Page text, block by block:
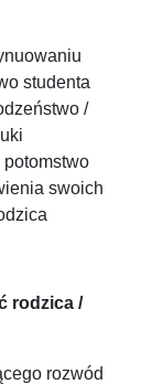
studenta
/
swoich
rodzica /
rozwód